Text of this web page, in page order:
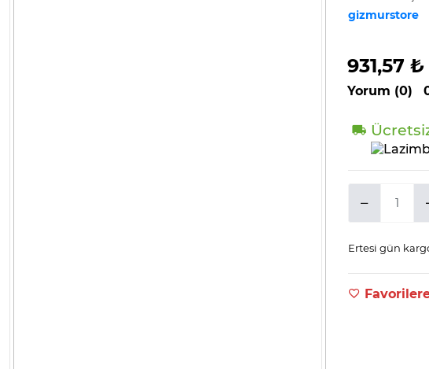
gizmurstore
931,57 ₺
Yorum (0)
Ertesi gün